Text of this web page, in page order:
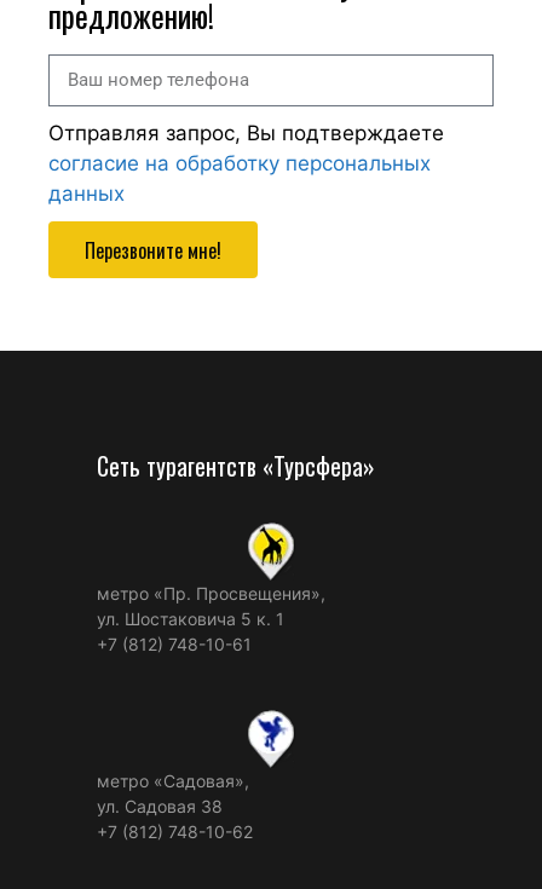
предложению!
Отправляя запрос, Вы подтверждаете
согласие на обработку персональных
данных
Перезвоните мне!
Сеть турагентств «Турсфера»
метро «Пр. Просвещения»,
ул. Шостаковича 5 к. 1
+7 (812) 748-10-61
метро «Садовая»,
ул. Садовая 38
+7 (812) 748-10-62